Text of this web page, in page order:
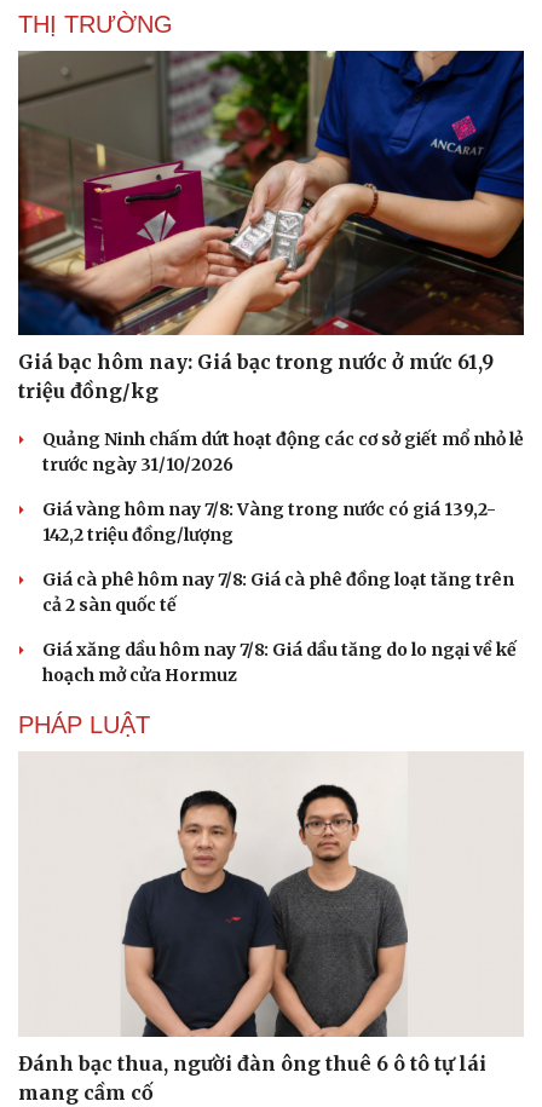
Văn hóa
Văn học
Âm nhạc
Giải trí
Thời trang
THỊ TRƯỜNG
Giá bạc hôm nay: Giá bạc trong nước ở mức 61,9
triệu đồng/kg
Quảng Ninh chấm dứt hoạt động các cơ sở giết mổ nhỏ lẻ
trước ngày 31/10/2026
Giá vàng hôm nay 7/8: Vàng trong nước có giá 139,2-
142,2 triệu đồng/lượng
Giá cà phê hôm nay 7/8: Giá cà phê đồng loạt tăng trên
cả 2 sàn quốc tế
Giá xăng dầu hôm nay 7/8: Giá dầu tăng do lo ngại về kế
hoạch mở cửa Hormuz
PHÁP LUẬT
Đánh bạc thua, người đàn ông thuê 6 ô tô tự lái
mang cầm cố